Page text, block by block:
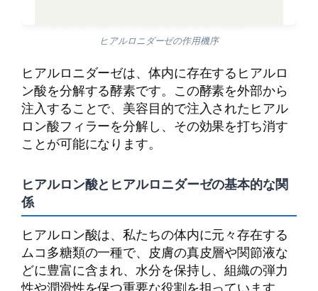
ヒアルロニダーゼの作用機序
ヒアルロニダーゼは、体内に存在するヒアルロ
ン酸を分解する酵素です。この酵素を外部から
注入することで、美容目的で注入されたヒアル
ロン酸フィラーを分解し、その効果を打ち消す
ことが可能になります。
ヒアルロン酸とヒアルロニダーゼの基本的な関
係
ヒアルロン酸は、私たちの体内に元々存在する
ムコ多糖類の一種で、皮膚の真皮層や関節液な
どに豊富に含まれ、水分を保持し、組織の弾力